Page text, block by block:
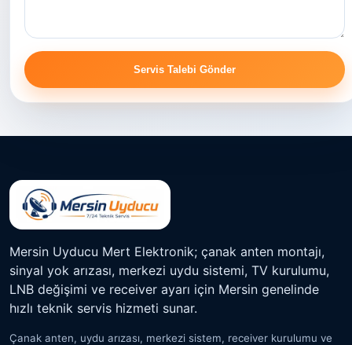
Servis Talebi Gönder
Mersin Uyducu Mert Elektronik; çanak anten montajı,
sinyal yok arızası, merkezi uydu sistemi, TV kurulumu,
LNB değişimi ve receiver ayarı için Mersin genelinde
hızlı teknik servis hizmeti sunar.
Çanak anten, uydu arızası, merkezi sistem, receiver kurulumu ve